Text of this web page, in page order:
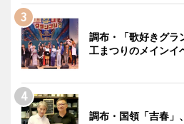
調布・「歌好きグ
工まつりのメインイ
調布・国領「吉春」